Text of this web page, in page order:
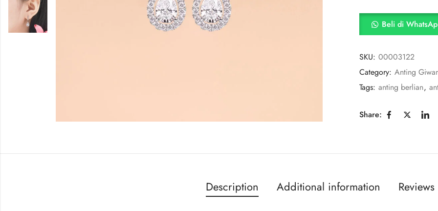
Beli di
SKU: 00003122
Category: Anting
Tags: anting berlian,
Share:
Description Additional information